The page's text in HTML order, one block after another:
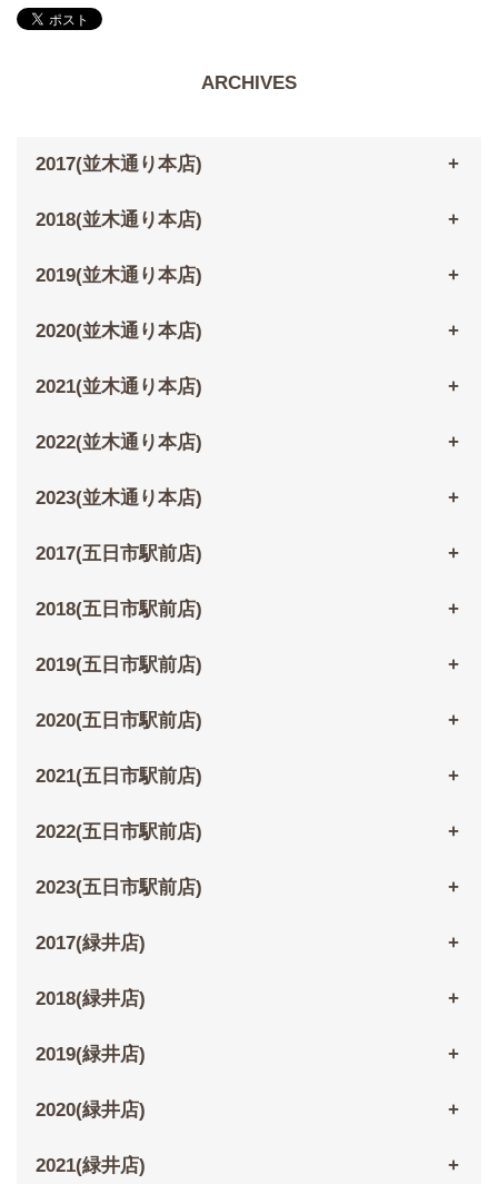
ARCHIVES
2017(並木通り本店)
2018(並木通り本店)
2019(並木通り本店)
2020(並木通り本店)
2021(並木通り本店)
2022(並木通り本店)
2023(並木通り本店)
2017(五日市駅前店)
2018(五日市駅前店)
2019(五日市駅前店)
2020(五日市駅前店)
2021(五日市駅前店)
2022(五日市駅前店)
2023(五日市駅前店)
2017(緑井店)
2018(緑井店)
2019(緑井店)
2020(緑井店)
2021(緑井店)